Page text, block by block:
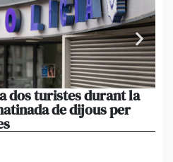
dos turistes durant la
de dijous per